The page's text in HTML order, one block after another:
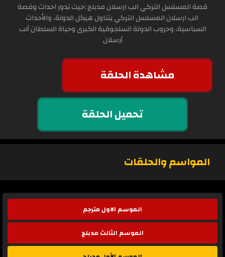
قصة المسلسل التركي الب ارسلان مدبلج :حيث تدور احداث وقصة
الب ارسلان المسلسل التركي يتناول هيكل الدولة، والأحداث
السياسية، وحروب الدولة السلجوقية الكبرى وحياة السلطان ألب
أرسلان
مشاهدة الحلقة
تحميل الحلقة
المواسم والحلقات
الموسم الاول مترجم
الموسم الثالث مدبلج